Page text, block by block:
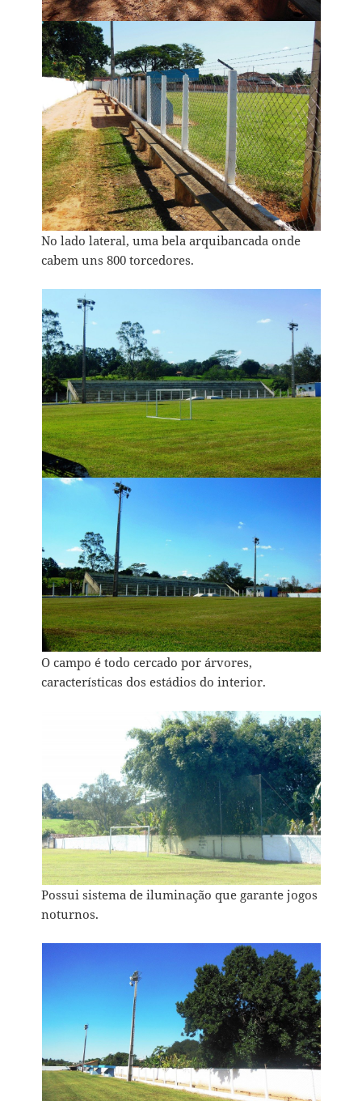
No lado lateral, uma bela arquibancada onde
cabem uns 800 torcedores.
O campo é todo cercado por árvores,
características dos estádios do interior.
Possui sistema de iluminação que garante jogos
noturnos.